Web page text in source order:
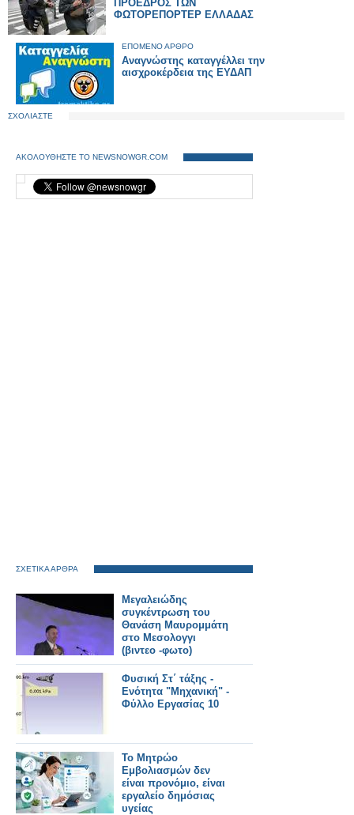
ΠΡΟΕΔΡΟΣ ΤΩΝ
ΦΩΤΟΡΕΠΟΡΤΕΡ ΕΛΛΑΔΑΣ
ΕΠΟΜΕΝΟ ΑΡΘΡΟ
Αναγνώστης καταγγέλλει την
αισχροκέρδεια της ΕΥΔΑΠ
ΣΧΟΛΙΑΣΤΕ
ΑΚΟΛΟΥΘΗΣΤΕ ΤΟ NEWSNOWGR.COM
ΣΧΕΤΙΚΑ ΑΡΘΡΑ
Μεγαλειώδης
συγκέντρωση του
Θανάση Μαυρομμάτη
στο Μεσολογγι
(βιντεο -φωτο)
Φυσική Στ΄ τάξης -
Ενότητα "Μηχανική" -
Φύλλο Εργασίας 10
Το Μητρώο
Εμβολιασμών δεν
είναι προνόμιο, είναι
εργαλείο δημόσιας
υγείας